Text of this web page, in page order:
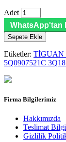
Adet
WhatsApp'tan
Sepete Ekle
Etiketler: TİGUAN
5Q0907521C
Firma Bilgilerimiz
Hakkımızda
Teslimat
Gizlilik